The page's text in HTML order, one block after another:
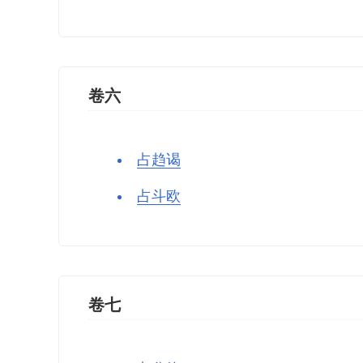
卷六
占趋谒
占斗欧
卷七